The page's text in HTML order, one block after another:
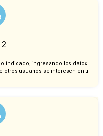
2
indicado, ingresando los datos
otros usuarios se interesen en ti